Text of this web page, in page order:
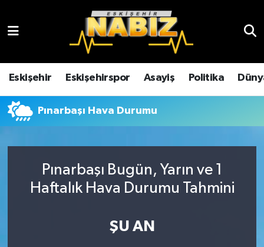
Eskişehir Eskişehirspor Asayiş Politika
Pınarbaşı Hava Durumu
Pınarbaşı Bugün, Yarın ve 1
Haftalık Hava Durumu Tahmini
ŞU AN
Çevre
Dünya
Ekonomi
Eskişehir
Eskişehir Hava Durumu
Eskişehir Trafik Yoğunluk Haritası
TFF 3.Lig 4.Grup Puan Durumu ve Fikstür
Son Dakika Haberleri
Haber Arşivi